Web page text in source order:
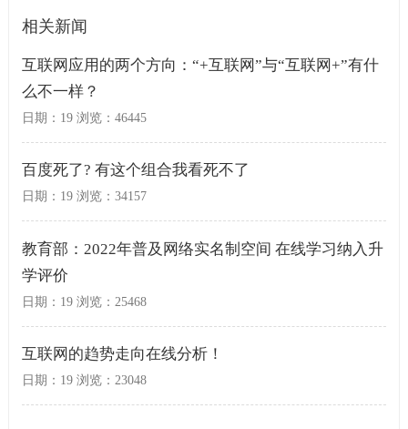
相关新闻
互联网应用的两个方向：“+互联网”与“互联网+”有什
么不一样？
日期：19 浏览：46445
百度死了? 有这个组合我看死不了
日期：19 浏览：34157
教育部：2022年普及网络实名制空间 在线学习纳入升
学评价
日期：19 浏览：25468
互联网的趋势走向在线分析！
日期：19 浏览：23048